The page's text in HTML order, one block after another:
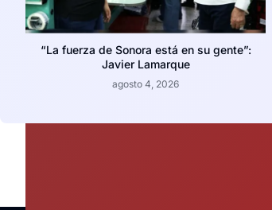
“La fuerza de Sonora está en su gente”:
Javier Lamarque
agosto 4, 2026